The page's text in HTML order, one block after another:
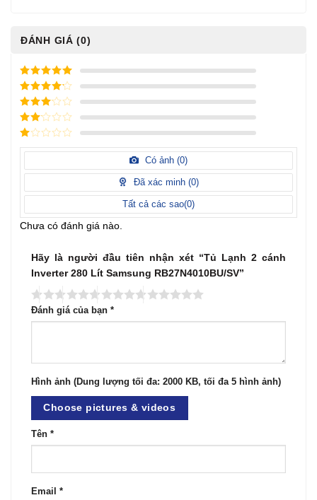
ĐÁNH GIÁ (0)
5/ 5 điểm
4/ 5
điểm
3/ 5
điểm
2/
điểm
1
điểm
Có ảnh (0)
Đã xác minh (0)
Tất cả các sao(0)
Chưa có đánh giá nào.
Hãy là người đầu tiên nhận xét “Tủ Lạnh 2 cánh
Inverter 280 Lít Samsung RB27N4010BU/SV”
Đánh giá của bạn *
Hình ảnh (Dung lượng tối đa: 2000 KB, tối đa 5 hình ảnh)
Choose pictures & videos
Tên *
Email *